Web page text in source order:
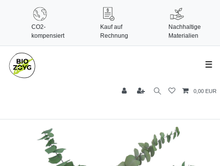
CO2-
kompensiert
Kauf auf
Rechnung
Nachhaltige
Materialien
☰
0,00 EUR